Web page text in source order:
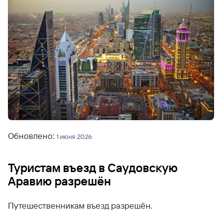
Обновлено: 1 июня 2026
Туристам въезд в Саудовскую
Аравию разрешён
Путешественникам въезд разрешён.